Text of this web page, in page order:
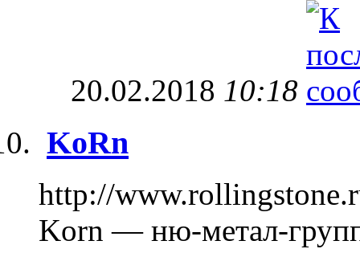
20.02.2018 10:18
KoRn
http://
Korn — ню-метал-